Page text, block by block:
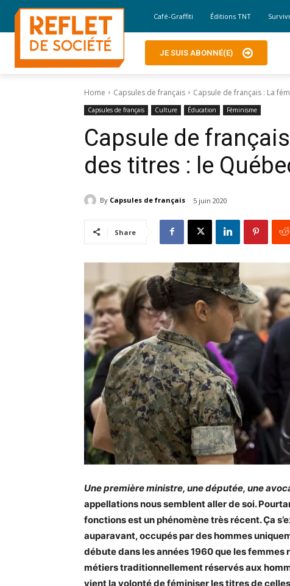
Café-Graffiti Éditions TNT
JE SUIS ABONNÉ(E)
Home Capsules de français Capsule de français : La
Capsules de français Culture Éducation Féminisme
Capsule de
des titres : le
By Capsules de français 5 juin 2020
Share
Une première ministre, une députée, une
appellations nous semblent aller de soi.
fonctions est un phénomène très récent. Ça
auparavant, occupés par des hommes
débute dans les années 1960 que les femmes
métiers traditionnellement réservés aux
vient la volonté de féminiser les titres de